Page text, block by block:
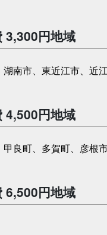
3,300円地域
南市、東近江市、近
4,500円地域
良町、多賀町、彦根
6,500円地域